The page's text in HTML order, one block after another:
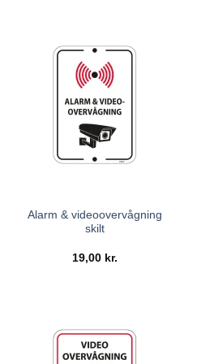
Alarm & videoovervågning
skilt
19,00 kr.